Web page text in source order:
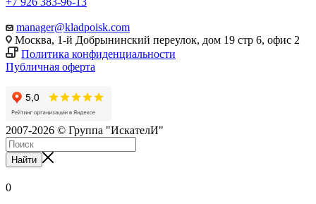
manager@kladpoisk.com
Москва, 1-й Добрынинский переулок, дом 19 стр 6, офис 2
Политика конфиденциальности
Публичная оферта
2007-2026 © Группа "ИскателИ"
Найти
0